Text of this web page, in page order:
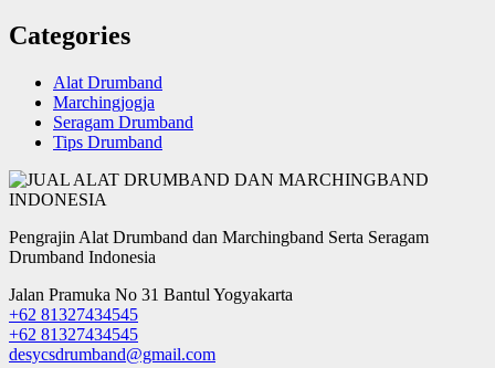
Categories
Alat Drumband
Marchingjogja
Seragam Drumband
Tips Drumband
Pengrajin Alat Drumband dan Marchingband Serta Seragam
Drumband Indonesia
Jalan Pramuka No 31 Bantul Yogyakarta
+62 81327434545
+62 81327434545
desycsdrumband@gmail.com